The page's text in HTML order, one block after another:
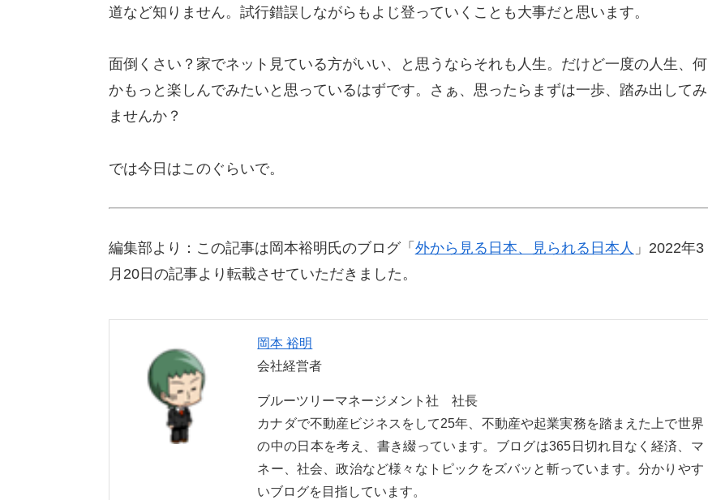
道など知りません。試行錯誤しながらもよじ登っていくことも大事だと思います。
面倒くさい？家でネット見ている方がいい、と思うならそれも人生。だけど一度の人生、何
かもっと楽しんでみたいと思っているはずです。さぁ、思ったらまずは一歩、踏み出してみ
ませんか？
では今日はこのぐらいで。
編集部より：この記事は岡本裕明氏のブログ「 外から見る日本、見られる日本人 」2022年3
月20日の記事より転載させていただきました。
岡本 裕明
会社経営者
ブルーツリーマネージメント社 社長
カナダで不動産ビジネスをして25年、不動産や起業実務を踏まえた上で世界
の中の日本を考え、書き綴っています。ブログは365日切れ目なく経済、マ
ネー、社会、政治など様々なトピックをズバッと斬っています。分かりやす
いブログを目指しています。